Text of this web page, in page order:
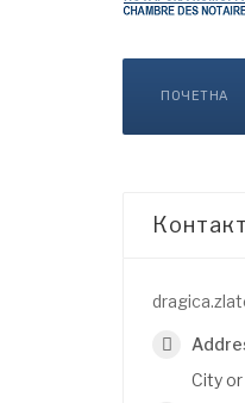
ПОЧЕТНА
Контакт
City or